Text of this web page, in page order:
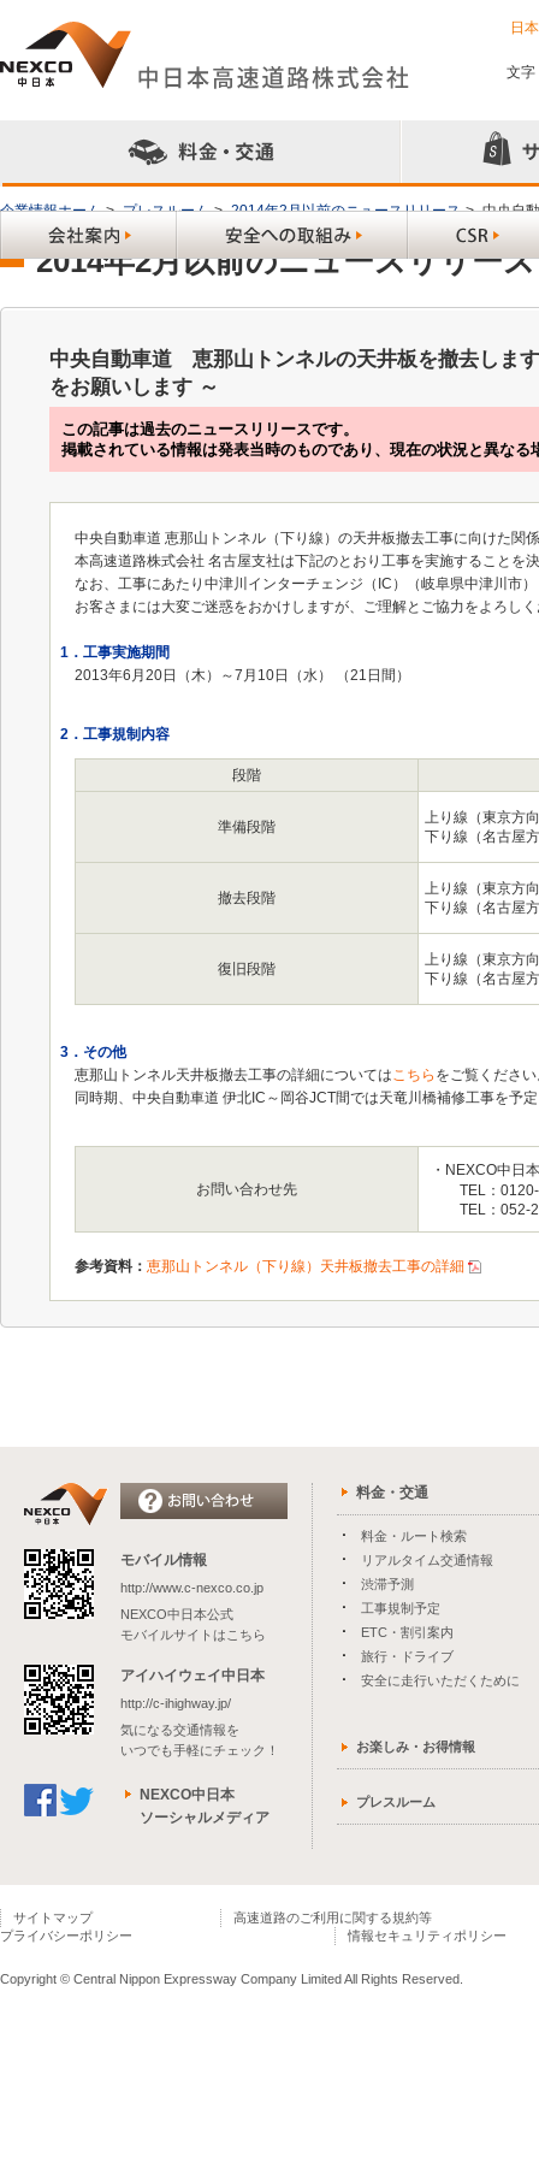
日
文字
企業情報ホーム > プレスルーム > 2014年2月以前のニュースリリース > 中央自
2014年2月以前のニュースリリース
中央自動車道 恵那山トンネルの天井板を撤去しま
をお願いします ～
この記事は過去のニュースリリースです。
掲載されている情報は発表当時のものであり、現在の状況と異なる
中央自動車道 恵那山トンネル（下り線）の天井板撤去工事に向けた
本高速道路株式会社 名古屋支社は下記のとおり工事を実施することを
なお、工事にあたり中津川インターチェンジ（IC）（岐阜県中津川市
お客さまには大変ご迷惑をおかけしますが、ご理解とご協力をよろし
1．工事実施期間
2013年6月20日（木）～7月10日（水） （21日間）
2．工事規制内容
段階
準備段階
上り線（東京方
下り線（名古屋
撤去段階
上り線（東京方
下り線（名古屋
復旧段階
上り線（東京方
下り線（名古屋
3．その他
恵那山トンネル天井板撤去工事の詳細についてはこちら をご覧くださ
同時期、中央自動車道 伊北IC～岡谷JCT間では天竜川橋補修工事を予
お問い合わせ先
・NEXCO中日
TEL：0120-
TEL：052-
参考資料： 恵那山トンネル（下り線）天井板撤去工事の詳細
モバイル情報
http://www.c-nexco.co.jp
NEXCO中日本公式
モバイルサイトはこちら
アイハイウェイ中日本
http://c-ihighway.jp/
気になる交通情報を
いつでも手軽にチェック！
NEXCO中日本
ソーシャルメディア
料金・交通
料金・ルート検索
リアルタイム交通情報
渋滞予測
工事規制予定
ETC・割引案内
旅行・ドライブ
安全に走行いただくために
お楽しみ・お得情報
プレスルーム
サイトマップ
高速道路のご利用に関する規約等
プライバシーポリシー
情報セキュリティポリシー
Copyright © Central Nippon Expressway Company Limited All Rights Reserved.